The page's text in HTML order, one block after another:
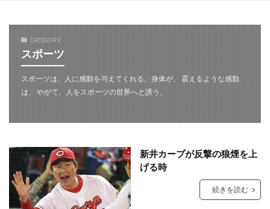
CATEGORY
スポーツ
スポーツは、人に感動を与えてくれる。身体が、 震えるような感動
は、 やがて、人をスポーツの世界へと誘う。
新井カープが反撃の狼煙を上
げる時
続きを読む